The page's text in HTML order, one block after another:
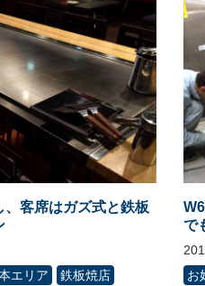
、客席はガズ式と鉄板
エリア 鉄板焼店
で
お